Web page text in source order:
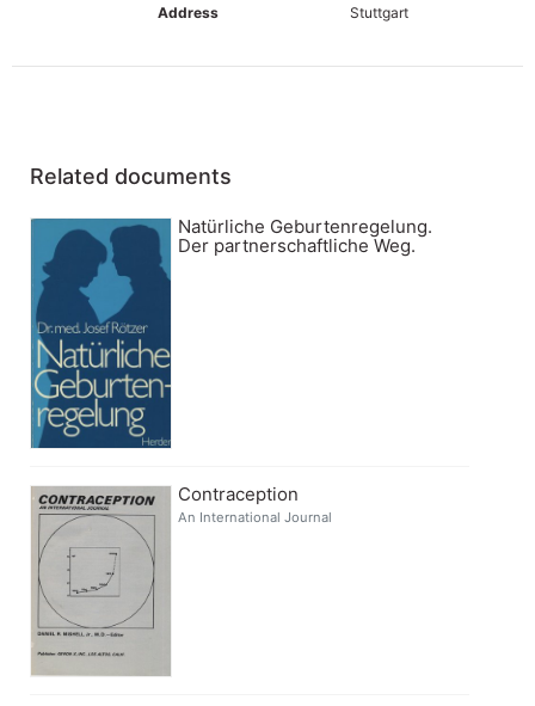
Address
Stuttgart
Related documents
Natürliche Geburtenregelung.
Der partnerschaftliche Weg.
Contraception
An International Journal